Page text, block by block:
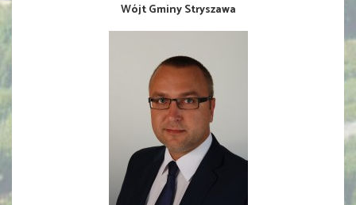
Wójt Gminy Stryszawa